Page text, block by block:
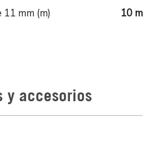
11 mm (m)
10 m
y accesorios